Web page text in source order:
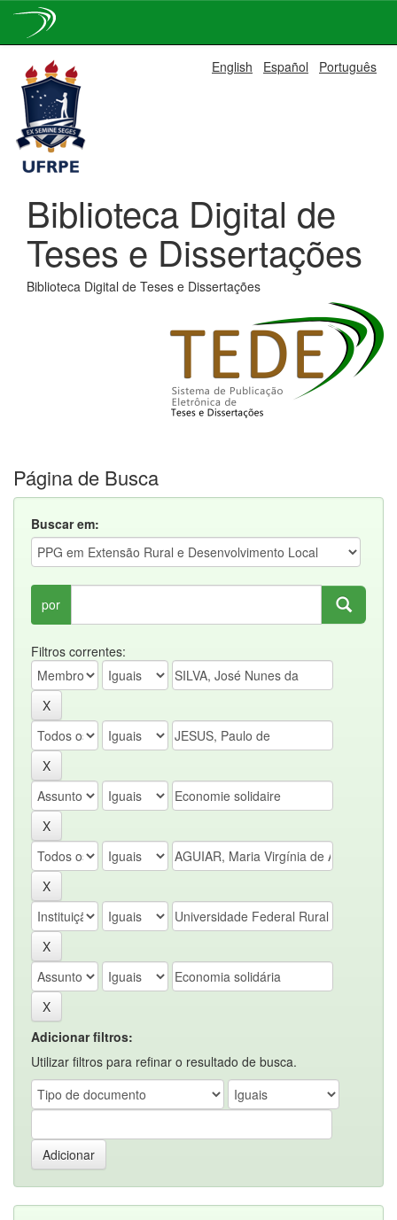
navigation
English Español Português
Biblioteca Digital de
Teses e Dissertações
Biblioteca Digital de Teses e Dissertações
Página de Busca
Buscar em:
por
Filtros correntes:
Adicionar filtros:
Utilizar filtros para refinar o resultado de busca.